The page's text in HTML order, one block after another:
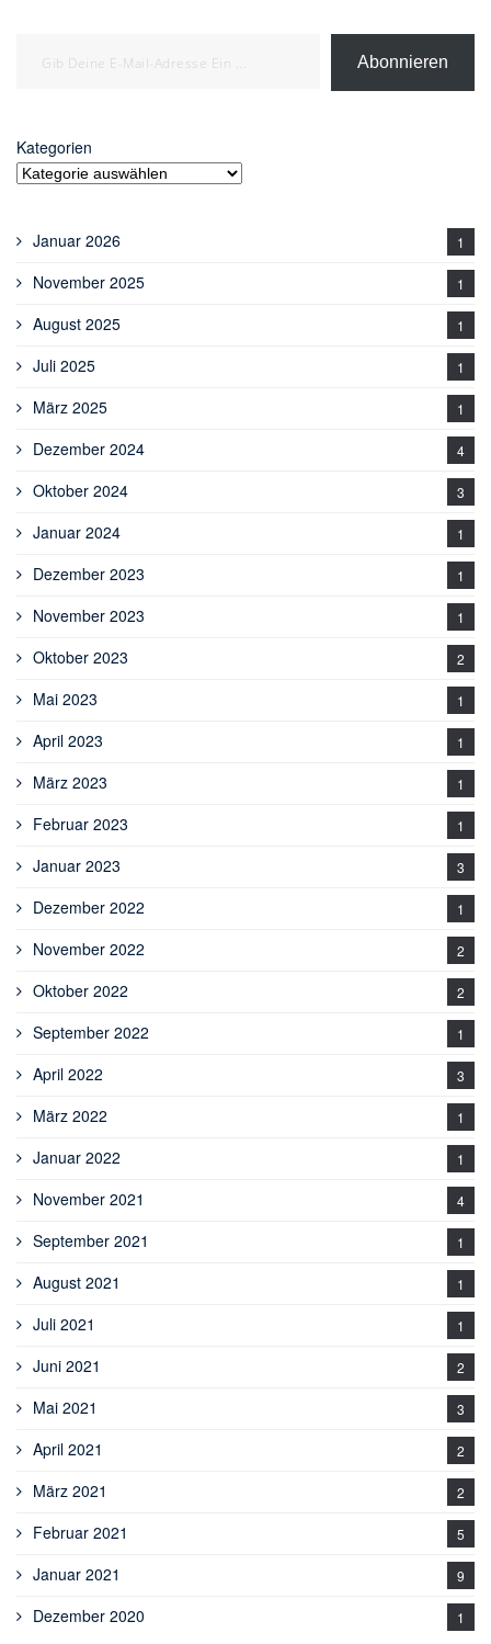
Abonnieren
Kategorien
Januar 2026 1
November 2025 1
August 2025 1
Juli 2025 1
März 2025 1
Dezember 2024 4
Oktober 2024 3
Januar 2024 1
Dezember 2023 1
November 2023 1
Oktober 2023 2
Mai 2023 1
April 2023 1
März 2023 1
Februar 2023 1
Januar 2023 3
Dezember 2022 1
November 2022 2
Oktober 2022 2
September 2022 1
April 2022 3
März 2022 1
Januar 2022 1
November 2021 4
September 2021 1
August 2021 1
Juli 2021 1
Juni 2021 2
Mai 2021 3
April 2021 2
März 2021 2
Februar 2021 5
Januar 2021 9
Dezember 2020 1